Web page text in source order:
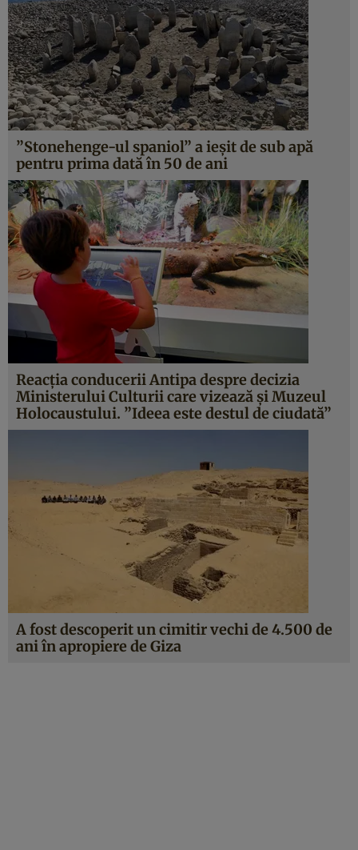
”Stonehenge-ul spaniol” a ieşit de sub apă
pentru prima dată în 50 de ani
Reacţia conducerii Antipa despre decizia
Ministerului Culturii care vizează şi Muzeul
Holocaustului. ”Ideea este destul de ciudată”
A fost descoperit un cimitir vechi de 4.500 de
ani în apropiere de Giza